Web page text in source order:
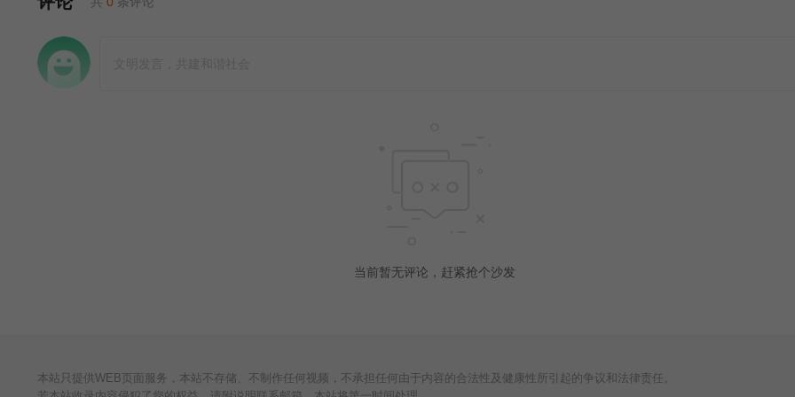
当前暂无评论，赶紧抢个沙发
本站只提供WEB页面服务，本站不存储、不制作任何视频，不承担任何由于内容的合法性及健康性所引起的争议和法律责任。